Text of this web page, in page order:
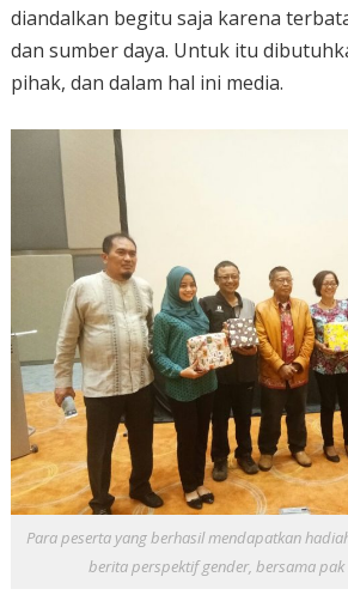
diandalkan begitu saja karena
dan sumber daya. Untuk itu
pihak, dan dalam hal ini media.
Para peserta yang berhasil mendapatkan
berita perspektif gender, bersama pak